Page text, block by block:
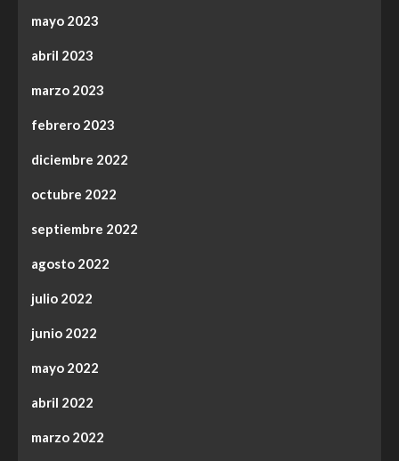
mayo 2023
abril 2023
marzo 2023
febrero 2023
diciembre 2022
octubre 2022
septiembre 2022
agosto 2022
julio 2022
junio 2022
mayo 2022
abril 2022
marzo 2022